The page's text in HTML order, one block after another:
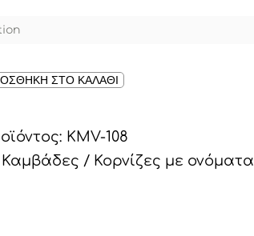
ΣΤΟ ΚΑΛΑΘΙ
KMV-108
Καμβάδες / Κορνίζες με ονόματα